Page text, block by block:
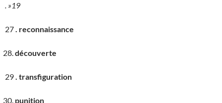
. »19
27. reconnaissance
découverte
29. transfiguration
punition